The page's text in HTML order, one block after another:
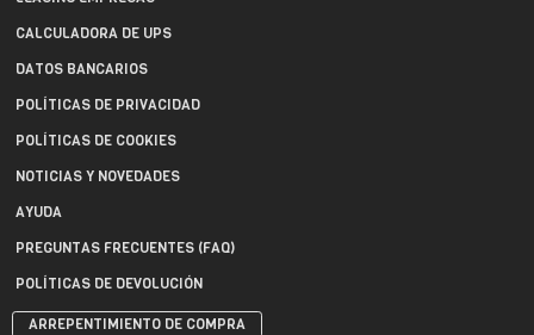
CALCULADORA DE UPS
DATOS BANCARIOS
POLÍTICAS DE PRIVACIDAD
POLÍTICAS DE COOKIES
NOTICIAS Y NOVEDADES
AYUDA
PREGUNTAS FRECUENTES (FAQ)
POLÍTICAS DE DEVOLUCIÓN
ARREPENTIMIENTO DE COMPRA